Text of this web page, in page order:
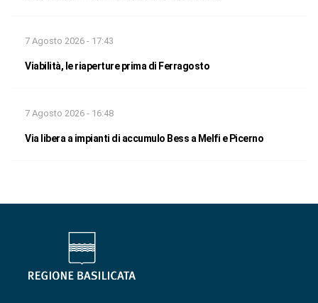
7 Agosto 2026 - 17:43
Viabilità, le riaperture prima di Ferragosto
7 Agosto 2026 - 16:48
Via libera a impianti di accumulo Bess a Melfi e Picerno